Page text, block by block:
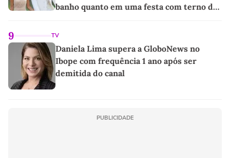
banho quanto em uma festa com terno de
9 TV
Daniela Lima supera a GloboNews no
Ibope com frequência 1 ano após ser
demitida do canal
PUBLICIDADE